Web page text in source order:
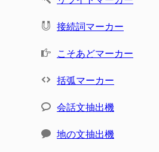
接続詞マーカー
こそあどマーカー
括弧マーカー
会話文抽出機
地の文抽出機